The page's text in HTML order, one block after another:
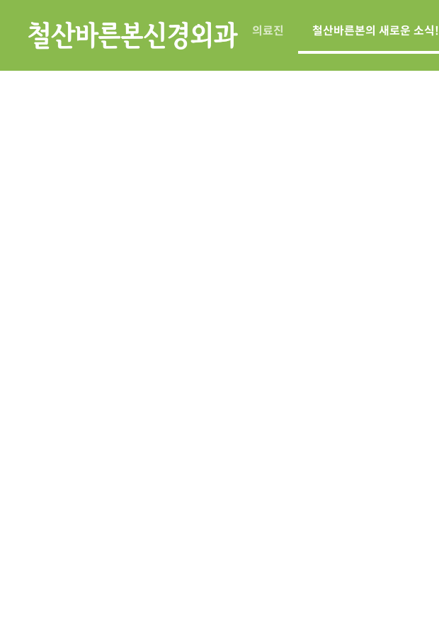
철산바른본신경외과
의료진 철산바른본의 새로운 소식!